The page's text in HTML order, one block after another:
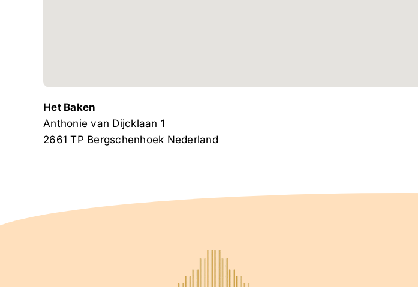
Het Baken
Anthonie van Dijcklaan 1
2661 TP Bergschenhoek Nederland